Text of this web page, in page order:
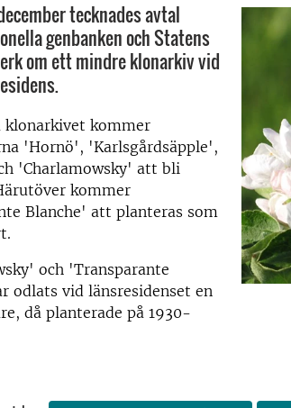
tecknades avtal
genbanken och Statens
om ett mindre klonarkiv vid
klonarkivet kommer
'Hornö', 'Karlsgårdsäpple',
'Charlamowsky' att bli
kommer
Blanche' att planteras som
och 'Transparante
odlats vid länsresidenset en
då planterade på 1930-